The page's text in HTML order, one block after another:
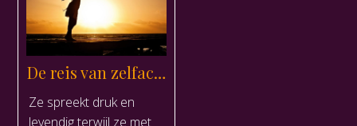
De reis van zelfacceptatie
Ze spreekt druk en
levendig terwijl ze met